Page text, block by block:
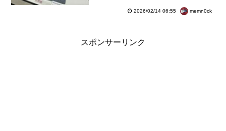
2026/02/14 06:55 memn0ck
スポンサーリンク